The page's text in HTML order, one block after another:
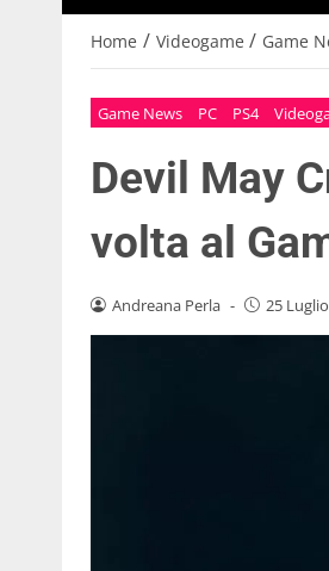
Home / Videogame / Game
Game News PC PS4
Devil May
volta al
Andreana Perla - 25